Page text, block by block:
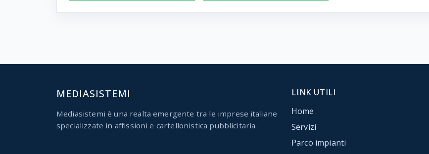
MEDIASISTEMI
Mediasistemi è una realta emergente tra le imprese italiane
specializzate in affissioni e cartellonistica pubblicitaria.
LINK UTILI
Home
Servizi
Parco impianti